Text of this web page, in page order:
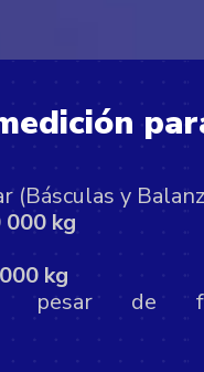
(Básculas y
000 kg
kg
pesar de